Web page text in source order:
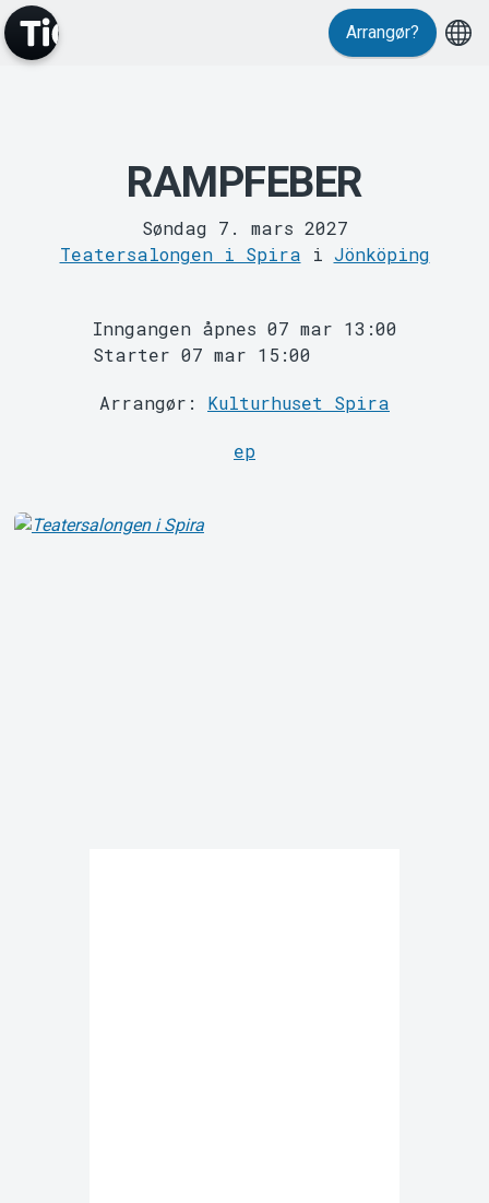
MyTickster
Support
Arrangør?
RAMPFEBER
Søndag 7. mars 2027
Teatersalongen i Spira i Jönköping
Inngangen åpnes 07 mar 13:00
Starter 07 mar 15:00
Arrangør: Kulturhuset Spira
ep